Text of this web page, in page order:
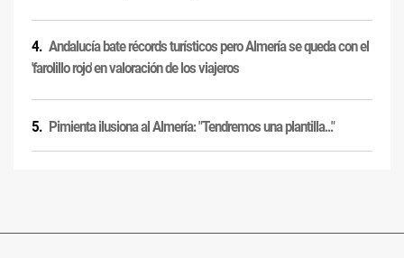
Andalucía bate récords turísticos pero Almería se queda con el
'farolillo rojo' en valoración de los viajeros
Pimienta ilusiona al Almería: "Tendremos una plantilla..."